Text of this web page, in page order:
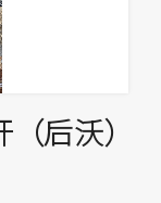
后沃）